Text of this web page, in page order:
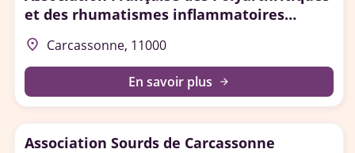
et des rhumatismes inflammatoires
chroniques (AFPric) – Délégation de l'Aude
place Carcassonne, 11000
En savoir plus arrow_forward
Association Sourds de Carcassonne